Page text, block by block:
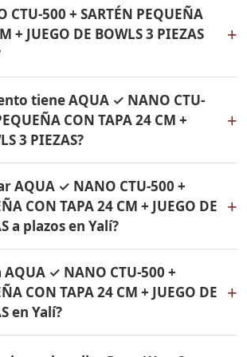
Todos los productos son
con garantía de por vida.
CON TAPA 24 CM + JUEGO DE BOWLS
y a todo Colombia. El pago es
500 + SARTÉN PEQUEÑA
+ JUEGO DE BOWLS 3 PIEZAS
+
PEQUEÑA CON TAPA 24 CM + JUEGO
tienen garantía de por vida contra
Son productos originales Rena
acero inoxidable quirúrgico 18/10.
tiene AQUA ✓ NANO CTU-
CON TAPA 24 CM +
3 PIEZAS?
+
BOWLS 3 PIEZAS tiene un 38% de
por WhatsApp para conocer el
para Yalí y todo Colombia.
AQUA ✓ NANO CTU-500 +
CON TAPA 24 CM + JUEGO DE
a plazos en Yalí?
+
24 CM + JUEGO DE BOWLS 3
10% de inicial y pagar en cuotas
o 24 meses. Aplica para Yalí y todo
✓ NANO CTU-500 +
CON TAPA 24 CM + JUEGO DE
en Yalí?
+